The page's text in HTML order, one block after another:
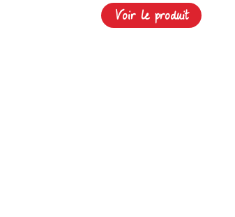
Voir le produit